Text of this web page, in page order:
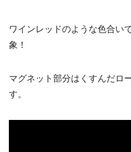
ワインレッドのような色合い
象！
マグネット部分はくすんだロ
す。